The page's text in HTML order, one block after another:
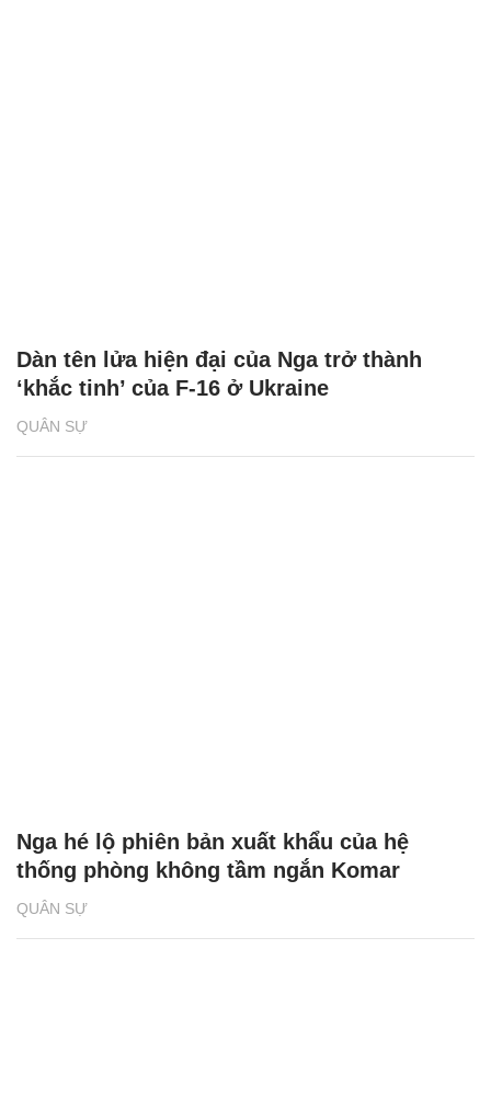
QUÂN SỰ
Dàn tên lửa hiện đại của Nga trở thành
‘khắc tinh’ của F-16 ở Ukraine
QUÂN SỰ
Nga hé lộ phiên bản xuất khẩu của hệ
thống phòng không tầm ngắn Komar